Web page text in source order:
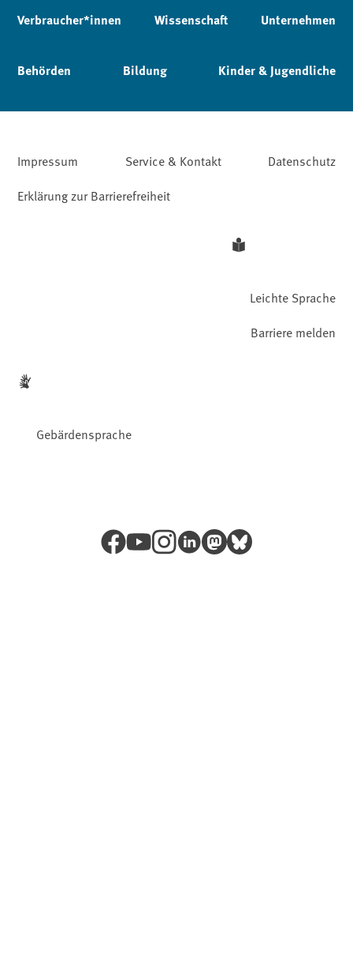
Verbraucher*innen Wissenschaft Unternehmen
Behörden Bildung Kinder & Jugendliche
Impressum Service & Kontakt
Datenschutz
Erklärung zur Barrierefreiheit
Leichte Sprache
Gebärdensprache
Barriere melden